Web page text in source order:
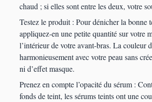
chaud ; si elles sont entre les deux, votre
Testez le produit : Pour dénicher la bonne
appliquez-en une petite quantité sur votre
l’intérieur de votre avant-bras. La couleur
harmonieusement avec votre peau sans
ni d’effet masque.
Prenez en compte l’opacité du sérum :
fonds de teint, les sérums teints ont une